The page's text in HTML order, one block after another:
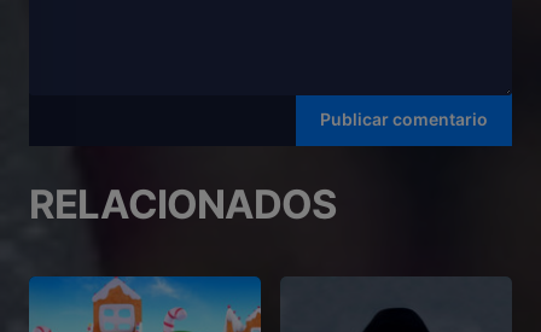
RELACIONADOS